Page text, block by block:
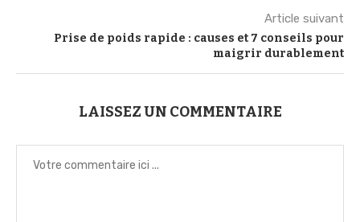
Article suivant
Prise de poids rapide : causes et 7 conseils pour
maigrir durablement
LAISSEZ UN COMMENTAIRE